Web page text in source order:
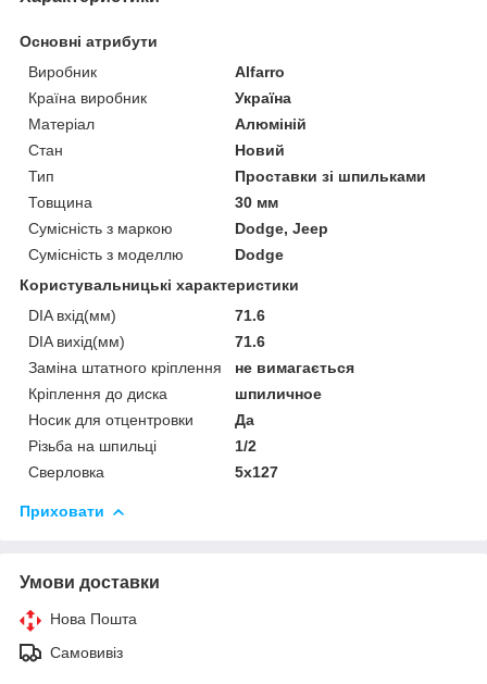
Основні атрибути
Виробник
Alfarro
Країна виробник
Україна
Матеріал
Алюміній
Стан
Новий
Тип
Проставки зі шпильками
Товщина
30 мм
Сумісність з маркою
Dodge, Jeep
Сумісність з моделлю
Dodge
Користувальницькі характеристики
DIA вхід(мм)
71.6
DIA вихід(мм)
71.6
Заміна штатного кріплення
не вимагається
Кріплення до диска
шпиличное
Носик для отцентровки
Да
Різьба на шпильці
1/2
Сверловка
5х127
Приховати
Умови доставки
Нова Пошта
Самовивіз